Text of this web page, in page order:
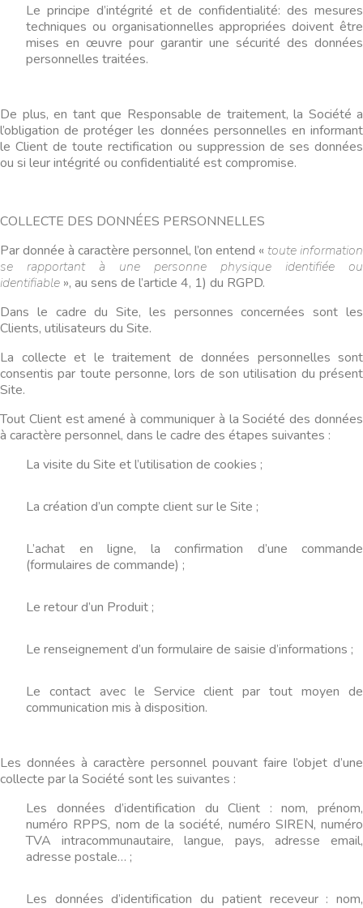
Le principe d’intégrité et de confidentialité: des mesures
techniques ou organisationnelles appropriées doivent être
mises en œuvre pour garantir une sécurité des données
personnelles traitées.
De plus, en tant que Responsable de traitement, la Société a
l’obligation de protéger les données personnelles en informant
le Client de toute rectification ou suppression de ses données
ou si leur intégrité ou confidentialité est compromise.
COLLECTE DES DONNÉES PERSONNELLES
Par donnée à caractère personnel, l’on entend « toute information
se rapportant à une personne physique identifiée ou
identifiable », au sens de l’article 4, 1) du RGPD.
Dans le cadre du Site, les personnes concernées sont les
Clients, utilisateurs du Site.
La collecte et le traitement de données personnelles sont
consentis par toute personne, lors de son utilisation du présent
Site.
Tout Client est amené à communiquer à la Société des données
à caractère personnel, dans le cadre des étapes suivantes :
La visite du Site et l’utilisation de cookies ;
La création d’un compte client sur le Site ;
L’achat en ligne, la confirmation d’une commande
(formulaires de commande) ;
Le retour d’un Produit ;
Le renseignement d’un formulaire de saisie d’informations ;
Le contact avec le Service client par tout moyen de
communication mis à disposition.
Les données à caractère personnel pouvant faire l’objet d’une
collecte par la Société sont les suivantes :
Les données d’identification du Client : nom, prénom,
numéro RPPS, nom de la société, numéro SIREN, numéro
TVA intracommunautaire, langue, pays, adresse email,
adresse postale… ;
Les données d’identification du patient receveur : nom,